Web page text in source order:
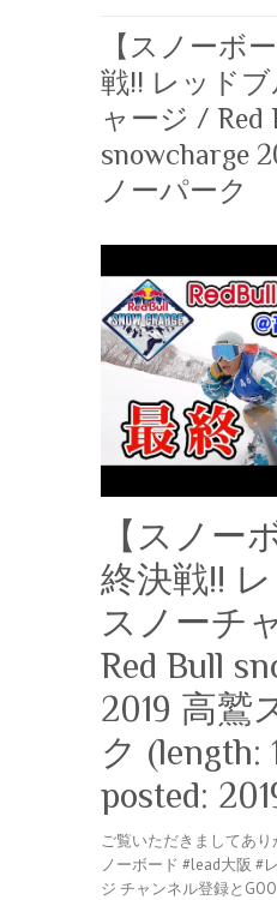
【スノーボ
戦!! レッド
ャージ / Red
snowcharge
ノーパーク
【スノー
終決戦!!
スノーチ
Red Bull
2019 高鷲
ク (length:
posted:
ご覧いただきましてあ
ノーボード #lead大阪 #
ジ チャンネル登録と